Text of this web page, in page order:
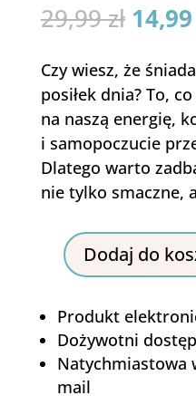
29,99zł
29,99
14,99
Czy wiesz, że
posiłek dnia? To,
na naszą energię,
i samopoczucie
Dlatego warto
nie tylko smaczne,
ilość
śniadania
Dodaj do
Produkt
Dożywotni dostęp
Natychmiastowa
mail